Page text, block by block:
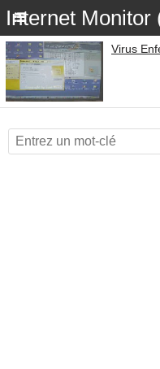
Internet Monitor
Virus